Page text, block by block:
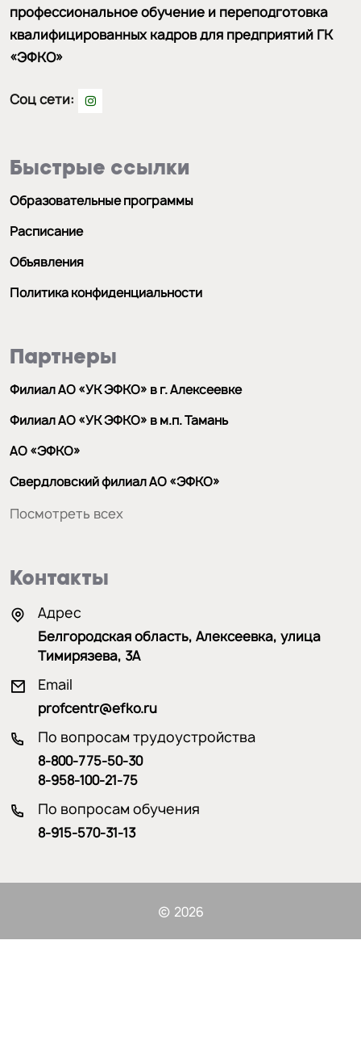
профессиональное обучение и переподготовка
квалифицированных кадров для предприятий ГК
«ЭФКО»
Соц сети:
Быстрые ссылки
Образовательные программы
Расписание
Объявления
Политика конфиденциальности
Партнеры
Филиал АО «УК ЭФКО» в г. Алексеевке
Филиал АО «УК ЭФКО» в м.п. Тамань
АО «ЭФКО»
Свердловский филиал АО «ЭФКО»
Посмотреть всех
Контакты
Адрес
Белгородская область, Алексеевка, улица
Тимирязева, 3А
Email
profcentr@efko.ru
По вопросам трудоустройства
8-800-775-50-30
8-958-100-21-75
По вопросам обучения
8-915-570-31-13
2026